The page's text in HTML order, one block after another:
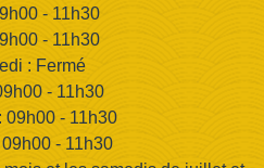
- 11h30
- 11h30
: Fermé
- 11h30
09h00 - 11h30
- 11h30